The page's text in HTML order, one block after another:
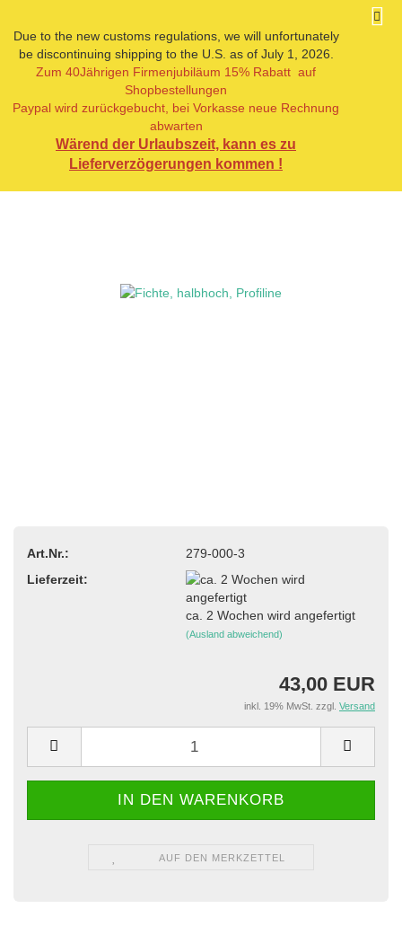
Due to the new customs regulations, we will unfortunately
be discontinuing shipping to the U.S. as of July 1, 2026.
Zum 40Jährigen Firmenjubiläum 15% Rabatt auf
Shopbestellungen
Paypal wird zurückgebucht, bei Vorkasse neue Rechnung
abwarten
Wärend der Urlaubszeit, kann es zu
Lieferverzögerungen kommen !
« Erster « zurück weiter »
Letzter »
Artikel in dieser Kategorie
Fichte, halbhoch, Profiline
Art.Nr.:
279-000-3
Lieferzeit:
ca. 2 Wochen wird angefertigt
(Ausland abweichend)
43,00 EUR
inkl. 19% MwSt. zzgl. Versand
AUF DEN MERKZETTEL